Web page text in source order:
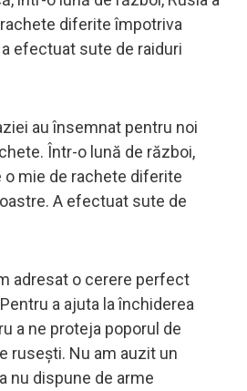
diferite împotriva
efectuat sute de raiduri
au însemnat pentru noi
Într-o lună de război,
o mie de rachete diferite
A efectuat sute de
adresat o cerere perfect
a ajuta la închiderea
a ne proteja poporul de
rusești. Nu am auzit un
nu dispune de arme